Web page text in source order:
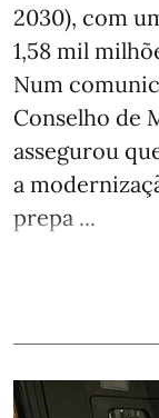
2030), com
1,58 mil
Num
Conselho de
assegurou
a
prepa ...